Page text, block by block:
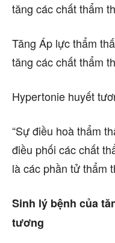
tăng các chất thẩm
Tăng Áp lực thẩm
tăng các chất thẩm
Hypertonie huyết
“Sự điều hoà thẩm
điều phối các chất
là các phần tử thẩm
Sinh lý bệnh của
tương